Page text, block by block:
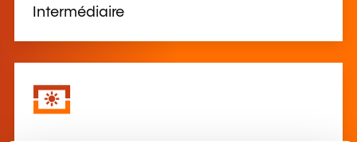
Intermédiaire